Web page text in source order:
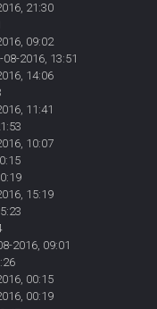
21:30
09:02
08-2016, 13:51
14:06
11:41
10:07
15:19
2016, 09:01
00:15
00:19